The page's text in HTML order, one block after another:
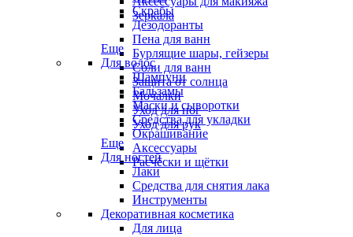
Зеркала
Скрабы
Дезодоранты
Пена для ванн
Бурлящие шары, гейзеры
Соли для ванн
Защита от солнца
Мочалки
Уход для ног
Уход для рук
Еще
Для волос
Шампуни
Бальзамы
Маски и сыворотки
Средства для укладки
Окрашивание
Аксессуары
Расчёски и щётки
Еще
Для ногтей
Лаки
Средства для снятия лака
Инструменты
Декоративная косметика
Для лица